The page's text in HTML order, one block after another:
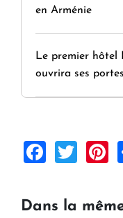
en Arménie
Le premier hôtel
ouvrira ses
Dans la